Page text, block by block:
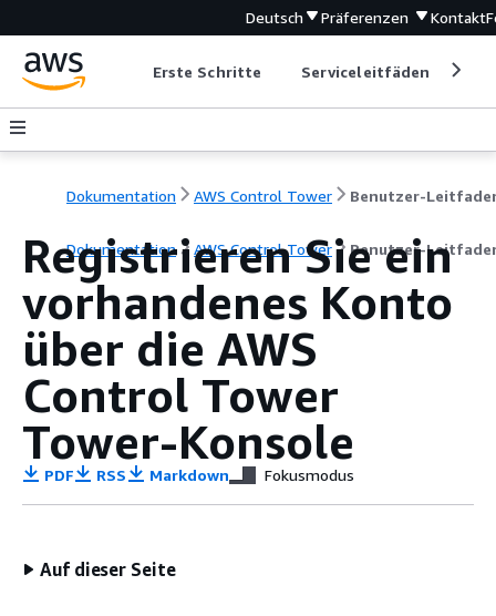
Deutsch Präferenzen Kontakt
Erste Schritte Serviceleitfäden
Dokumentation AWS Control Tower Benutzer-
Dokumentation AWS Control Tower Benutzer-
Registrieren Sie ein
vorhandenes Konto
über die AWS
Control Tower
Tower-Konsole
PDF RSS Markdown Fokusmodus
Auf dieser Seite